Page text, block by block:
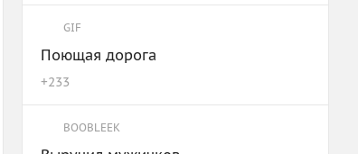
GIF
Поющая дорога
+233
BOOBLEEK